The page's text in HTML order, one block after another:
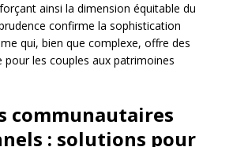
ainsi la dimension équitable du
confirme la sophistication
qui, bien que complexe, offre des
les couples aux patrimoines
communautaires
: solutions pour